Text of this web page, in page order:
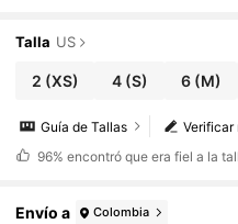
Talla US
2 (XS) 4(S) 6(M)
Verificar
Guía de Tallas
96% encontró que era fiel a la
Envío a Colombia